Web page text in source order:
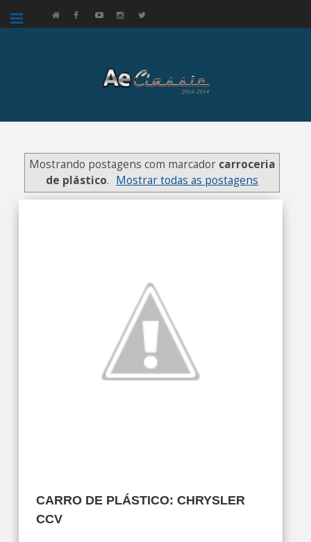
Mostrando postagens com marcador carroceria
de plástico. Mostrar todas as postagens
CARRO DE PLÁSTICO: CHRYSLER
CCV